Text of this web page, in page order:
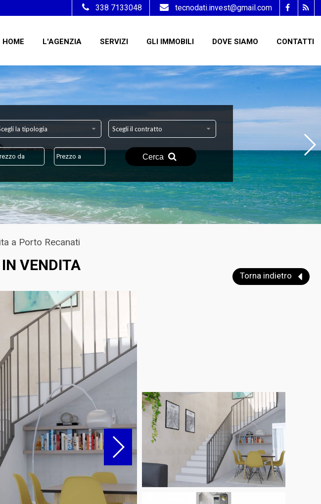
HOME L'AGENZIA SERVIZI GLI IMMOBILI DOVE SIAMO CONTATTI
tecnodati.invest@gmail.com
338 7133048
la tipologia Scegli il contratto
Cerca
a Porto Recanati
VENDITA
Torna indietro